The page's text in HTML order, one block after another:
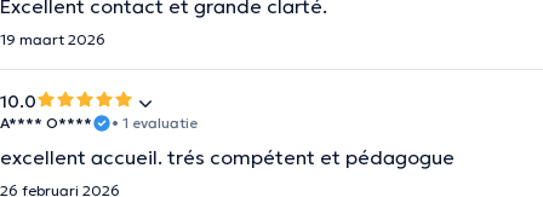
Excellent contact et grande clarté.
19 maart 2026
10.0
A**** O**** • 1 evaluatie
excellent accueil. trés compétent et pédagogue
26 februari 2026